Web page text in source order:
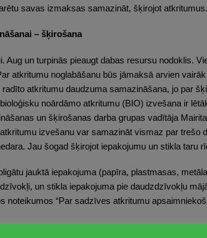
savas izmaksas samazināt, šķirojot atkritumus.
– šķirošana
Aug un turpinās pieaugt dabas resursu nodoklis.
atkritumu noglabāšanu būs jāmaksā arvien
atkritumu daudzuma samazināšana, jo par
noārdāmo atkritumu (BIO) izvešana ir
un šķirošanas darba grupas vadītāja
izvešanu var samazināt vismaz par trešo
Jau šogad šķirojot iepakojumu un stikla taru
jauktā iepakojuma (papīra, plastmasas,
un stikla iepakojuma pie daudzdzīvokļu
noteikumos “Par sadzīves atkritumu